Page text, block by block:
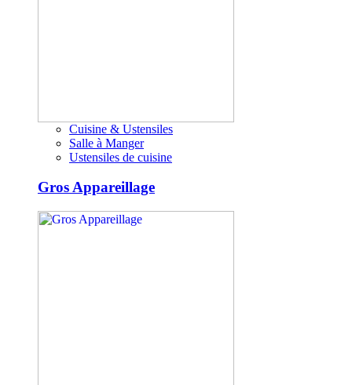
Cuisine & Ustensiles
Salle à Manger
Ustensiles de cuisine
Gros Appareillage